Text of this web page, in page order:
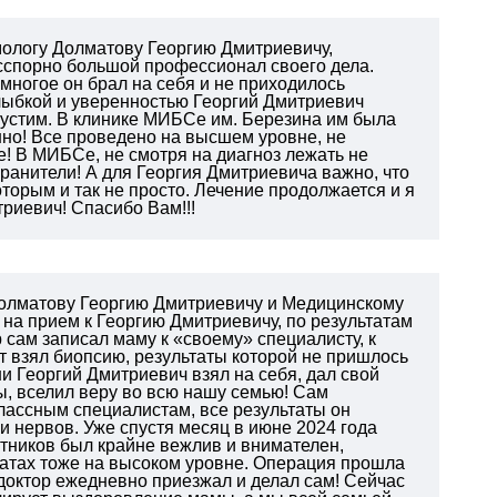
Долматову Георгию Дмитриевичу,
большой профессионал своего дела.
он брал на себя и не приходилось
и уверенностью Георгий Дмитриевич
В клинике МИБСе им. Березина им была
Все проведено на высшем уровне, не
В МИБСе, не смотря на диагноз лежать не
А для Георгия Дмитриевича важно, что
и так не просто. Лечение продолжается и я
Спасибо Вам!!!
Георгию Дмитриевичу и Медицинскому
прием к Георгию Дмитриевичу, по результатам
записал маму к «своему» специалисту, к
биопсию, результаты которой не пришлось
Георгий Дмитриевич взял на себя, дал свой
вселил веру во всю нашу семью! Сам
специалистам, все результаты он
нервов. Уже спустя месяц в июне 2024 года
был крайне вежлив и внимателен,
тоже на высоком уровне. Операция прошла
ежедневно приезжал и делал сам! Сейчас